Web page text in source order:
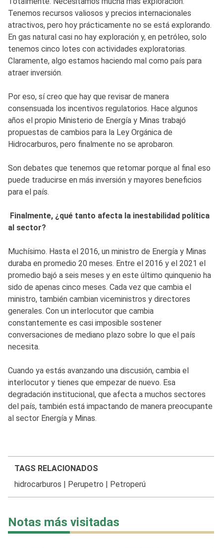
Tenemos recursos valiosos y precios internacionales
atractivos, pero hoy prácticamente no se está explorando.
En gas natural casi no hay exploración y, en petróleo, solo
tenemos cinco lotes con actividades exploratorias.
Claramente, algo estamos haciendo mal como país para
atraer inversión.
Por eso, sí creo que hay que revisar de manera
consensuada los incentivos regulatorios. Hace algunos
años el propio Ministerio de Energía y Minas trabajó
propuestas de cambios para la Ley Orgánica de
Hidrocarburos, pero finalmente no se aprobaron.
Son debates que tenemos que retomar porque al final eso
puede traducirse en más inversión y mayores beneficios
para el país.
Finalmente, ¿qué tanto afecta la inestabilidad política
al sector?
Muchísimo. Hasta el 2016, un ministro de Energía y Minas
duraba en promedio 20 meses. Entre el 2016 y el 2021 el
promedio bajó a seis meses y en este último quinquenio ha
sido de apenas cinco meses. Cada vez que cambia el
ministro, también cambian viceministros y directores
generales. Con un interlocutor que cambia
constantemente es casi imposible sostener
conversaciones de mediano plazo sobre lo que el país
necesita.
Cuando ya estás avanzando una discusión, cambia el
interlocutor y tienes que empezar de nuevo. Esa
degradación institucional, que afecta a muchos sectores
del país, también está impactando de manera preocupante
al sector Energía y Minas.
TAGS RELACIONADOS
hidrocarburos
Perupetro Petroperú
Notas más visitadas